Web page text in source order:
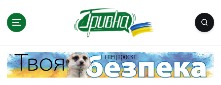
Миколаїв, Одеса, Мелітополь